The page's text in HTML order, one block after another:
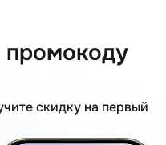
скидку на первый